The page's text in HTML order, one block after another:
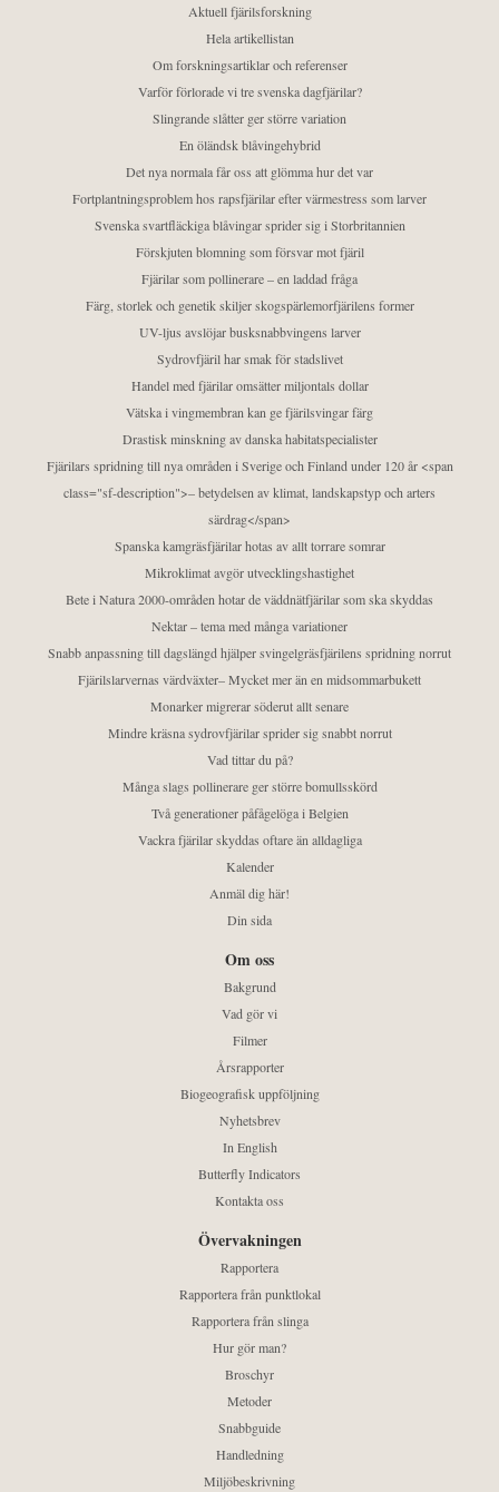
Aktuell fjärilsforskning
Hela artikellistan
Om forskningsartiklar och referenser
Varför förlorade vi tre svenska dagfjärilar?
Slingrande slåtter ger större variation
En öländsk blåvingehybrid
Det nya normala får oss att glömma hur det var
Fortplantningsproblem hos rapsfjärilar efter värmestress som larver
Svenska svartfläckiga blåvingar sprider sig i Storbritannien
Förskjuten blomning som försvar mot fjäril
Fjärilar som pollinerare – en laddad fråga
Färg, storlek och genetik skiljer skogspärlemorfjärilens former
UV-ljus avslöjar busksnabbvingens larver
Sydrovfjäril har smak för stadslivet
Handel med fjärilar omsätter miljontals dollar
Vätska i vingmembran kan ge fjärilsvingar färg
Drastisk minskning av danska habitatspecialister
Fjärilars spridning till nya områden i Sverige och Finland under 120 år <span
class="sf-description">– betydelsen av klimat, landskapstyp och arters
särdrag</span>
Spanska kamgräsfjärilar hotas av allt torrare somrar
Mikroklimat avgör utvecklingshastighet
Bete i Natura 2000-områden hotar de väddnätfjärilar som ska skyddas
Nektar – tema med många variationer
Snabb anpassning till dagslängd hjälper svingelgräsfjärilens spridning norrut
Fjärilslarvernas värdväxter– Mycket mer än en midsommarbukett
Monarker migrerar söderut allt senare
Mindre kräsna sydrovfjärilar sprider sig snabbt norrut
Vad tittar du på?
Många slags pollinerare ger större bomullsskörd
Två generationer påfågelöga i Belgien
Vackra fjärilar skyddas oftare än alldagliga
Kalender
Anmäl dig här!
Din sida
Om oss
Bakgrund
Vad gör vi
Filmer
Årsrapporter
Biogeografisk uppföljning
Nyhetsbrev
In English
Butterfly Indicators
Kontakta oss
Övervakningen
Rapportera
Rapportera från punktlokal
Rapportera från slinga
Hur gör man?
Broschyr
Metoder
Snabbguide
Handledning
Miljöbeskrivning